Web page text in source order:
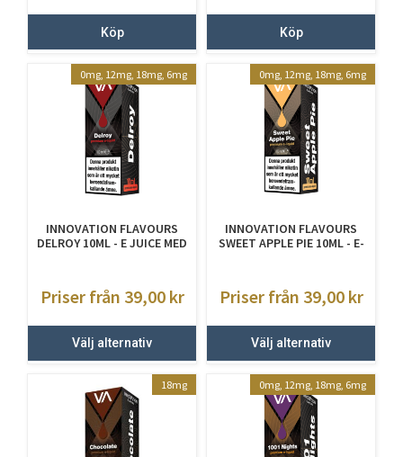
Köp Köp
0mg, 12mg, 18mg, 6mg
INNOVATION FLAVOURS
DELROY 10ML - E JUICE MED
Priser från 39,00 kr
Välj alternativ
0mg, 12mg, 18mg, 6mg
INNOVATION FLAVOURS
SWEET APPLE PIE 10ML - E-
Priser från 39,00 kr
Välj alternativ
18mg 0mg, 12mg, 18mg, 6mg